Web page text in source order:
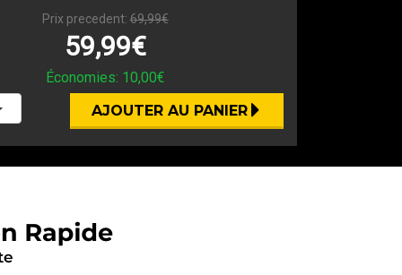
Prix precedent: 69,99€
59,99€
Économies: 10,00€
AJOUTER AU PANIER